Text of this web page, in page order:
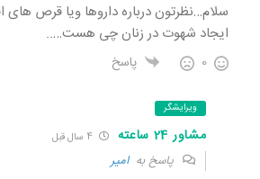
سلام…نظرتون درباره داروها ویا قرص
ایجاد شهوت در زنان چی هست…..
0 پاسخ
ویرایشگر
مشاور 24 ساعته 4 سال قبل
پاسخ بهامیر